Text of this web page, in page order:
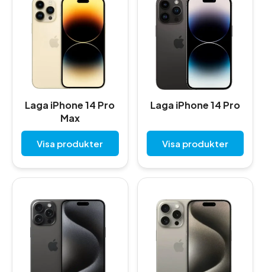
Laga iPhone 14 Pro
Max
Visa produkter
Laga iPhone 14 Pro
Visa produkter